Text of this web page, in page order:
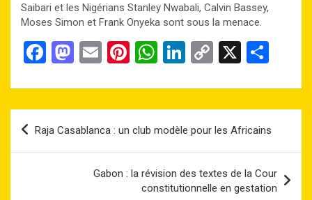
Saibari et les Nigérians Stanley Nwabali, Calvin Bassey,
Moses Simon et Frank Onyeka sont sous la menace.
F
ce
b
o
M
st
o
d
E
ail
Pi
er
es
t
W
at
A
p
p
Li
ke
n
C
py
Li
n
k
X
ta
er
Navigation
Raja Casablanca : un club modèle pour les Africains
Gabon : la révision des textes de la Cour
constitutionnelle en gestation